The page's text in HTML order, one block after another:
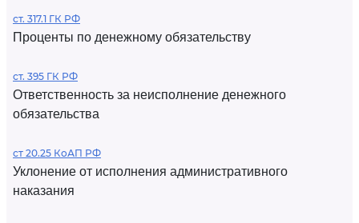
ст. 317.1 ГК РФ
Проценты по денежному обязательству
ст. 395 ГК РФ
Ответственность за неисполнение денежного
обязательства
ст 20.25 КоАП РФ
Уклонение от исполнения административного
наказания